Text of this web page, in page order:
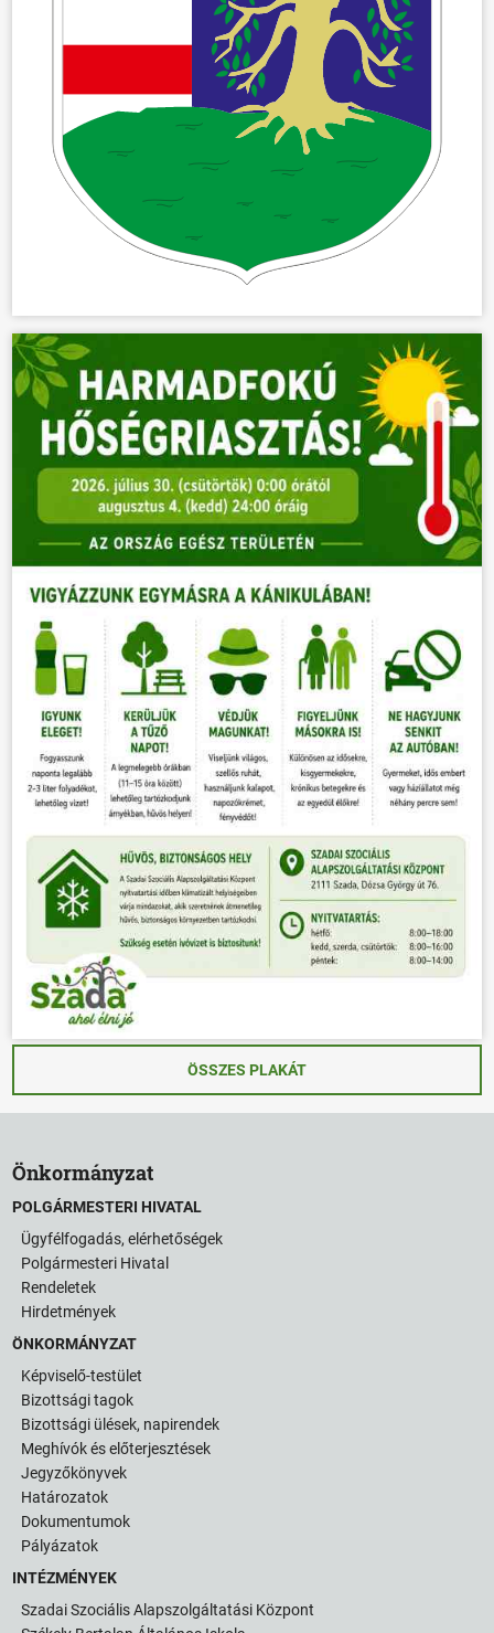
VÁLASZTÁSOK
ÖSSZES PLAKÁT
Önkormányzat
POLGÁRMESTERI HIVATAL
Ügyfélfogadás, elérhetőségek
Polgármesteri Hivatal
Rendeletek
Hirdetmények
ÖNKORMÁNYZAT
Képviselő-testület
Bizottsági tagok
Bizottsági ülések, napirendek
Meghívók és előterjesztések
Jegyzőkönyvek
Határozatok
Dokumentumok
Pályázatok
INTÉZMÉNYEK
Szadai Szociális Alapszolgáltatási Központ